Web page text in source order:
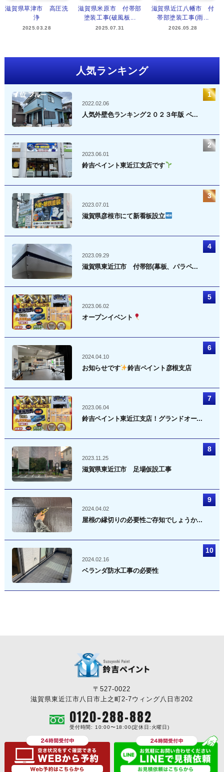
滋賀県草津市 高圧洗
浄
2025.03.28
滋賀県米原市 付帯部
塗装工事(破風板...
2025.07.31
滋賀県近江八幡市 付
帯部塗装工事(雨...
2026.05.28
人気ランキング
2022.02.06
人気外壁色ランキング２０２３年版 ベ...
2023.06.01
鈴吉ペイント東近江支店です
2023.07.01
滋賀県彦根市にて新看板設立
2023.09.29
滋賀県東近江市 付帯部(幕板、パラペ...
2023.06.02
オープンイベント
2024.04.10
お知らせです 鈴吉ペイント彦根支店
2023.06.04
鈴吉ペイント東近江支店！グランドオー...
2023.11.25
滋賀県東近江市 足場仮設工事
2024.04.02
屋根の縁切りの必要性ご存知でしょうか...
2024.02.16
ベランダ防水工事の必要性
〒527-0022
滋賀県東近江市八日市上之町2-7ウィング八日市202
0120-288-882
受付時間: 10:00〜18:00(定休日:火曜日)